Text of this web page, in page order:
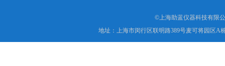
©上海助蓝仪器科技有限
地址：上海市闵行区联明路389号麦可将园区A